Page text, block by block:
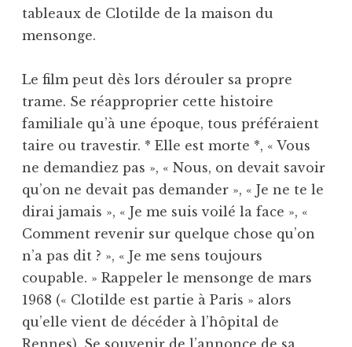
tableaux de Clotilde de la maison du
mensonge.
Le film peut dès lors dérouler sa propre
trame. Se réapproprier cette histoire
familiale qu’à une époque, tous préféraient
taire ou travestir. * Elle est morte *, « Vous
ne demandiez pas », « Nous, on devait savoir
qu’on ne devait pas demander », « Je ne te le
dirai jamais », « Je me suis voilé la face », «
Comment revenir sur quelque chose qu’on
n’a pas dit ? », « Je me sens toujours
coupable. » Rappeler le mensonge de mars
1968 (« Clotilde est partie à Paris » alors
qu’elle vient de décéder à l’hôpital de
Rennes). Se souvenir de l’annonce de sa